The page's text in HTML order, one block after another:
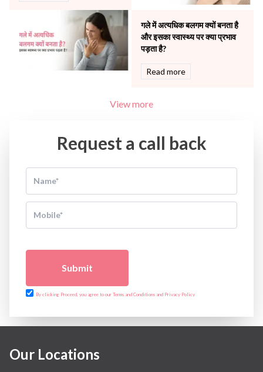
गले में अत्यधिक बलगम क्यों बनता है
और इसका स्वास्थ्य पर क्या प्रभाव
पड़ता है?
Read more
View more
Request a call back
Submit
By clicking Proceed, you agree to our Terms and Conditions and Privacy Policy
Our Locations